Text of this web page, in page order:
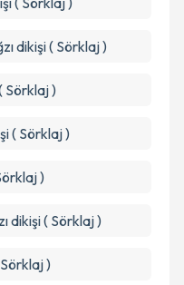
dikişi ( Sörklaj )
Sörklaj )
( Sörklaj )
)
dikişi ( Sörklaj )
)